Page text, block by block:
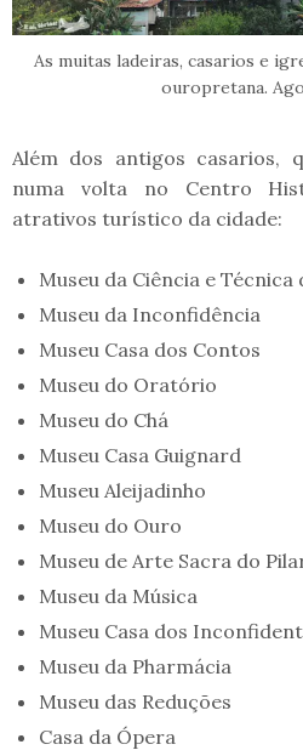
As muitas ladeiras, casarios e
ouropretana.
Além dos antigos casarios,
numa volta no Centro
atrativos turístico da cidade:
Museu da Ciência e Técnica
Museu da Inconfidência
Museu Casa dos Contos
Museu do Oratório
Museu do Chá
Museu Casa Guignard
Museu Aleijadinho
Museu do Ouro
Museu de Arte Sacra do
Museu da Música
Museu Casa dos
Museu da Pharmácia
Museu das Reduções
Casa da Ópera